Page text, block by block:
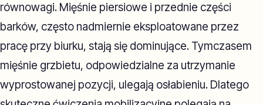
równowagi. Mięśnie piersiowe i przednie części
barków, często nadmiernie eksploatowane przez
pracę przy biurku, stają się dominujące. Tymczasem
mięśnie grzbietu, odpowiedzialne za utrzymanie
wyprostowanej pozycji, ulegają osłabieniu. Dlatego